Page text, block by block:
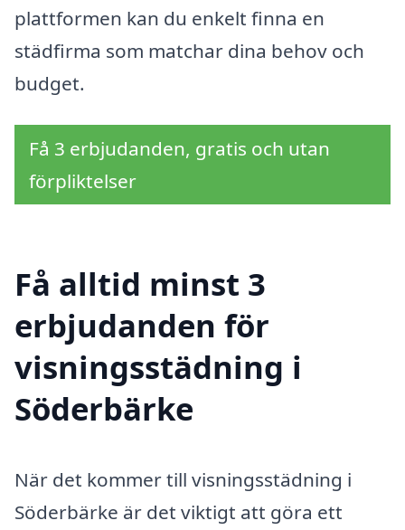
plattformen kan du enkelt finna en
städfirma som matchar dina behov och
budget.
Få 3 erbjudanden, gratis och utan
förpliktelser
Få alltid minst 3
erbjudanden för
visningsstädning i
Söderbärke
När det kommer till visningsstädning i
Söderbärke är det viktigt att göra ett